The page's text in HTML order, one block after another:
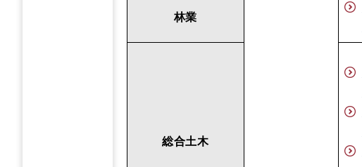
林業
総合土木